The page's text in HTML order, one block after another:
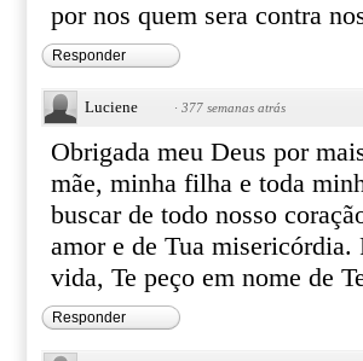
por nos quem sera contra
Responder
Luciene · 377 semanas atrás
Obrigada meu Deus por
mãe, minha filha e toda
buscar de todo nosso
amor e de Tua misericórdia.
vida, Te peço em nome de
Responder